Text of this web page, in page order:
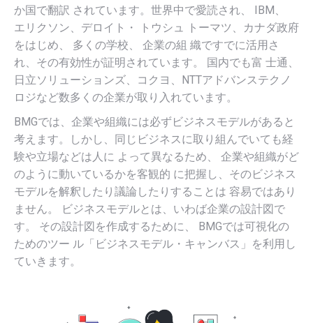
か国で翻訳 されています。世界中で愛読され、 IBM、
エリクソン、デロイト・ トウシュ トーマツ、カナダ政府
をはじめ、 多くの学校、 企業の組 織ですでに活用さ
れ、その有効性が証明されています。 国内でも富 士通、
日立ソリューションズ、コクヨ、NTTアドバンステクノ
ロジなど数多くの企業が取り入れています。
BMGでは、企業や組織には必ずビジネスモデルがあると
考えます。しかし、同じビジネスに取り組んでいても経
験や立場などは人に よって異なるため、 企業や組織がど
のように動いているかを客観的 に把握し、そのビジネス
モデルを解釈したり議論したりすることは 容易ではあり
ません。 ビジネスモデルとは、いわば企業の設計図で
す。 その設計図を作成するために、 BMGでは可視化の
ためのツー ル「ビジネスモデル・キャンバス」を利用し
ていきます。